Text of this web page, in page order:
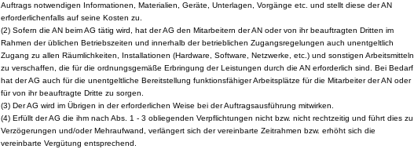
Auftrags notwendigen Informationen, Materialien, Geräte, Unterlagen, Vorgänge etc. und stellt diese der AN
erforderlichenfalls auf seine Kosten zu.
(2) Sofern die AN beim AG tätig wird, hat der AG den Mitarbeitern der AN oder von ihr beauftragten Dritten im
Rahmen der üblichen Betriebszeiten und innerhalb der betrieblichen Zugangsregelungen auch unentgeltlich
Zugang zu allen Räumlichkeiten, Installationen (Hardware, Software, Netzwerke, etc.) und sonstigen Arbeitsmitteln
zu verschaffen, die für die ordnungsgemäße Erbringung der Leistungen durch die AN erforderlich sind. Bei Bedarf
hat der AG auch für die unentgeltliche Bereitstellung funktionsfähiger Arbeitsplätze für die Mitarbeiter der AN oder
für von ihr beauftragte Dritte zu sorgen.
(3) Der AG wird im Übrigen in der erforderlichen Weise bei der Auftragsausführung mitwirken.
(4) Erfüllt der AG die ihm nach Abs. 1 - 3 obliegenden Verpflichtungen nicht bzw. nicht rechtzeitig und führt dies zu
Verzögerungen und/oder Mehraufwand, verlängert sich der vereinbarte Zeitrahmen bzw. erhöht sich die
vereinbarte Vergütung entsprechend.